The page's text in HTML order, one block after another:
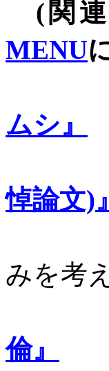
( 関
MENU
ムシ』
中
悼論文)』
みを考
有
倫』